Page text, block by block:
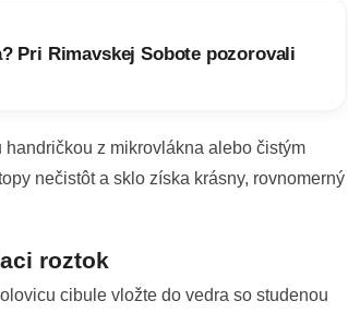
Pri Rimavskej Sobote pozorovali
z mikrovlákna alebo čistým
nečistôt a sklo získa krásny, rovnomerný
roztok
cibule vložte do vedra so studenou